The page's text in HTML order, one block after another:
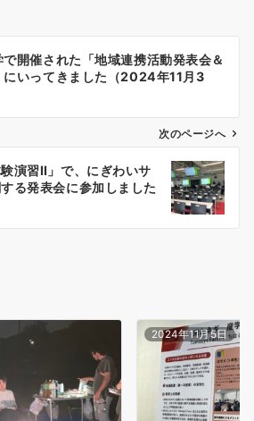
開催された「地域連携活動発表会＆
にいってきました（2024年11月3
次のページへ
演習Ⅱ」で、にぎわいサ
る発表会に参加しました
2024年11月5日